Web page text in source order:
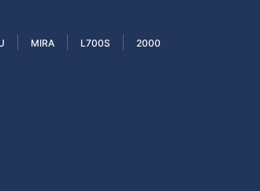
Распилы и конструкторы
MIRA L700S 2000